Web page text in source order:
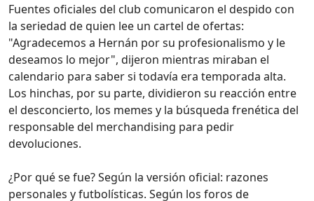
Fuentes oficiales del club comunicaron el despido con
la seriedad de quien lee un cartel de ofertas:
"Agradecemos a Hernán por su profesionalismo y le
deseamos lo mejor", dijeron mientras miraban el
calendario para saber si todavía era temporada alta.
Los hinchas, por su parte, dividieron su reacción entre
el desconcierto, los memes y la búsqueda frenética del
responsable del merchandising para pedir
devoluciones.
¿Por qué se fue? Según la versión oficial: razones
personales y futbolísticas. Según los foros de